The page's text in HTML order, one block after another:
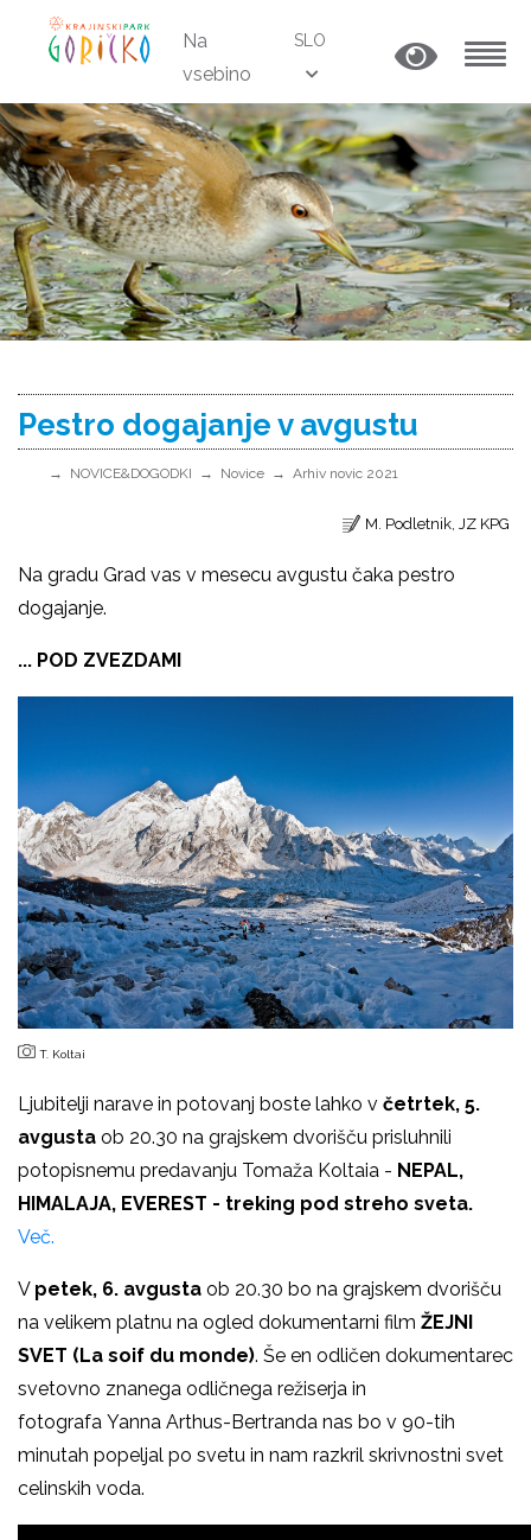
Na
vsebino
SLO
Pestro dogajanje v avgustu
NOVICE&DOGODKI Novice Arhiv novic 2021
M. Podletnik, JZ KPG
Na gradu Grad vas v mesecu avgustu čaka pestro
dogajanje.
... POD ZVEZDAMI
T. Koltai
Ljubitelji narave in potovanj boste lahko v četrtek, 5.
avgusta ob 20.30 na grajskem dvorišču prisluhnili
potopisnemu predavanju Tomaža Koltaia - NEPAL,
HIMALAJA, EVEREST - treking pod streho sveta.
Več.
V petek, 6. avgusta ob 20.30 bo na grajskem dvorišču
na velikem platnu na ogled dokumentarni film ŽEJNI
SVET (La soif du monde). Še en odličen dokumentarec
svetovno znanega odličnega režiserja in
fotografa Yanna Arthus-Bertranda nas bo v 90-tih
minutah popeljal po svetu in nam razkril skrivnostni svet
celinskih voda.